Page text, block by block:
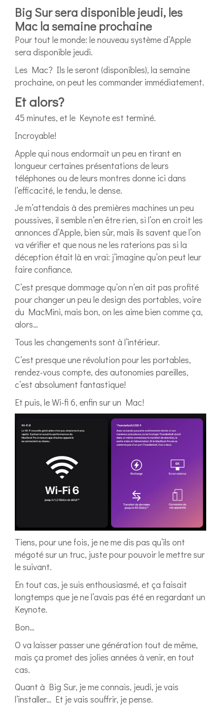
Big Sur sera disponible jeudi, les
Mac la semaine prochaine
Pour tout le monde: le nouveau système d’Apple
sera disponible jeudi.
Les Mac? Ils le seront (disponibles), la semaine
prochaine, on peut les commander immédiatement.
Et alors?
45 minutes, et le Keynote est terminé.
Incroyable!
Apple qui nous endormait un peu en tirant en
longueur certaines présentations de leurs
téléphones ou de leurs montres donne ici dans
l’efficacité, le tendu, le dense.
Je m’attendais à des premières machines un peu
poussives, il semble n’en être rien, si l’on en croit les
annonces d’Apple, bien sûr, mais ils savent que l’on
va vérifier et que nous ne les raterions pas si la
déception était là en vrai: j’imagine qu’on peut leur
faire confiance.
C’est presque dommage qu’on n’en ait pas profité
pour changer un peu le design des portables, voire
du MacMini, mais bon, on les aime bien comme ça,
alors…
Tous les changements sont à l’intérieur.
C’est presque une révolution pour les portables,
rendez-vous compte, des autonomies pareilles,
c’est absolument fantastique!
Et puis, le Wi-fi 6, enfin sur un Mac!
Tiens, pour une fois, je ne me dis pas qu’ils ont
mégoté sur un truc, juste pour pouvoir le mettre sur
le suivant.
En tout cas, je suis enthousiasmé, et ça faisait
longtemps que je ne l’avais pas été en regardant un
Keynote.
Bon…
O va laisser passer une génération tout de même,
mais ça promet des jolies années à venir, en tout
cas.
Quant à Big Sur, je me connais, jeudi, je vais
l’installer… Et je vais souffrir, je pense.